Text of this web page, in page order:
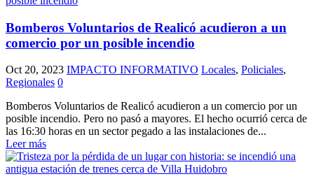
Bomberos Voluntarios de Realicó acudieron a un
comercio por un posible incendio
Oct 20, 2023 IMPACTO INFORMATIVO Locales, Policiales,
Regionales 0
Bomberos Voluntarios de Realicó acudieron a un comercio por un
posible incendio. Pero no pasó a mayores. El hecho ocurrió cerca de
las 16:30 horas en un sector pegado a las instalaciones de...
Leer más